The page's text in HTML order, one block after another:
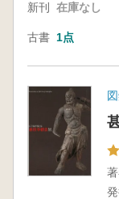
新刊 在庫なし
古書 1点
著